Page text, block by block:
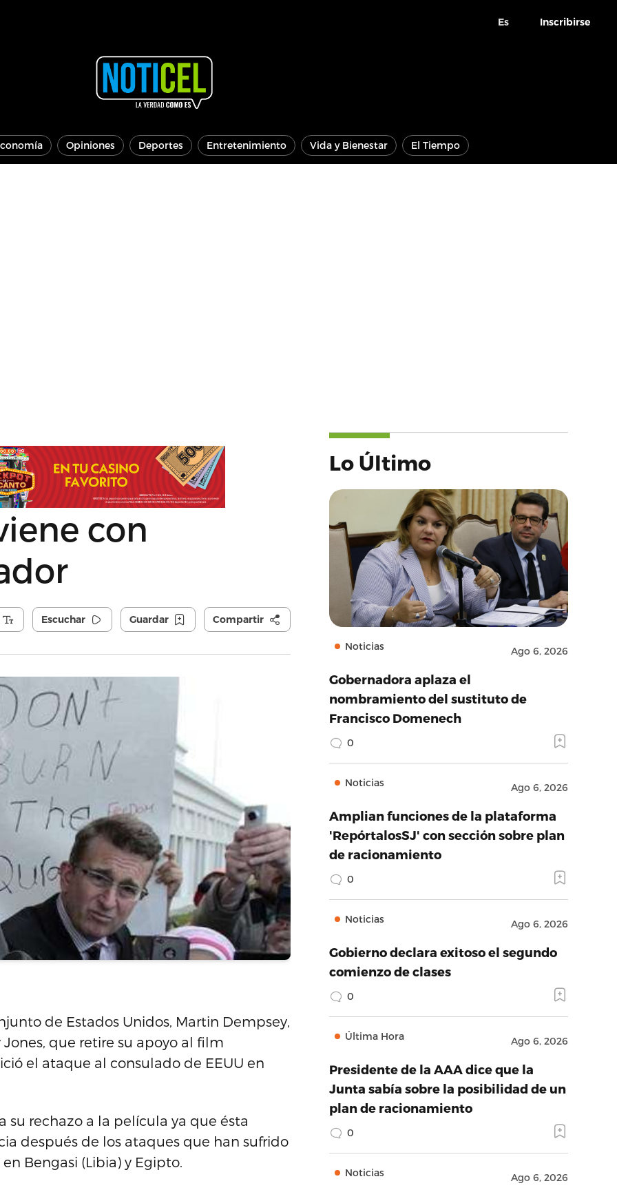
Es Inscribirse
Opiniones Deportes Entretenimiento Vida y Bienestar El Tiempo
con
Escuchar Guardar Compartir
de Estados Unidos, Martin Dempsey,
que retire su apoyo al film
el ataque al consulado de EEUU en
su rechazo a la película ya que ésta
después de los ataques que han sufrido
Bengasi (Libia) y Egipto.
Lo Último
Noticias Ago 6, 2026
Gobernadora aplaza el
nombramiento del sustituto de
Francisco Domenech
0
Noticias Ago 6, 2026
Amplian funciones de la plataforma
'RepórtalosSJ' con sección sobre plan
de racionamiento
0
Noticias Ago 6, 2026
Gobierno declara exitoso el segundo
comienzo de clases
0
Última Hora Ago 6, 2026
Presidente de la AAA dice que la
Junta sabía sobre la posibilidad de un
plan de racionamiento
0
Noticias Ago 6, 2026